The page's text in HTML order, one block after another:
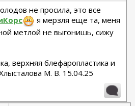
не просила, это все
я мерзля еще та, меня
метлой не выгонишь, сижу
верхняя блефаропластика и
М. В. 15.04.25